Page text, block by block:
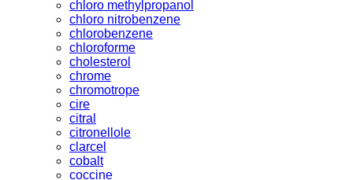
chloro methylpropanol
chloro nitrobenzene
chlorobenzene
chloroforme
cholesterol
chrome
chromotrope
cire
citral
citronellole
clarcel
cobalt
coccine